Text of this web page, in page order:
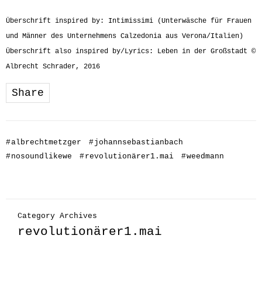
Überschrift inspired by: Intimissimi (Unterwäsche für Frauen
und Männer des Unternehmens Calzedonia aus Verona/Italien)
Überschrift also inspired by/Lyrics: Leben in der Großstadt ©
Albrecht Schrader, 2016
Share
#albrechtmetzger #johannsebastianbach
#nosoundlikewe #revolutionärer1.mai #weedmann
Category Archives
revolutionärer1.mai